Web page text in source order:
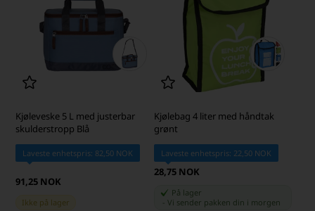
Kjøleveske 5 L med justerbar
skulderstropp Blå
Laveste enhetspris: 82,50 NOK
91,25 NOK
Ikke på lager
Kjølebag 4 liter med håndtak
grønt
Laveste enhetspris: 22,50 NOK
28,75 NOK
På lager
Vi sender pakken din i morgen